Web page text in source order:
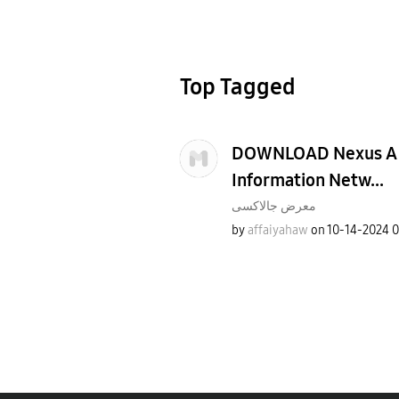
Top Tagged
DOWNLOAD Nexus
Information Netw...
معرض جالاكسى
byaffaiyahaw on‎10-14-2024